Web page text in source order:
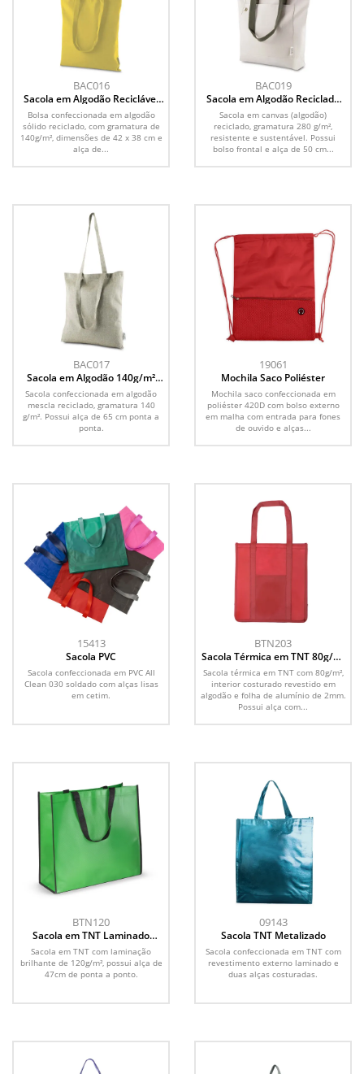
BAC016
Sacola em Algodão Reciclável
140g/m²
Bolsa confeccionada em algodão
sólido reciclado, com gramatura de
140g/m², dimensões de 42 x 38 cm e
alça de...
BAC019
Sacola em Algodão Reciclado
280g/m²
Sacola em canvas (algodão)
reciclado, gramatura 280 g/m²,
resistente e sustentável. Possui
bolso frontal e alça de 50 cm...
BAC017
Sacola em Algodão 140g/m²
(42x38cm)
Sacola confeccionada em algodão
mescla reciclado, gramatura 140
g/m². Possui alça de 65 cm ponta a
ponta.
19061
Mochila Saco Poliéster
Mochila saco confeccionada em
poliéster 420D com bolso externo
em malha com entrada para fones
de ouvido e alças...
15413
Sacola PVC
Sacola confeccionada em PVC All
Clean 030 soldado com alças lisas
em cetim.
BTN203
Sacola Térmica em TNT 80g/m²
(35x32)
Sacola térmica em TNT com 80g/m²,
interior costurado revestido em
algodão e folha de alumínio de 2mm.
Possui alça com...
BTN120
Sacola em TNT Laminado
120g/m² (38,5x42cm)
Sacola em TNT com laminação
brilhante de 120g/m², possui alça de
47cm de ponta a ponto.
09143
Sacola TNT Metalizado
Sacola confeccionada em TNT com
revestimento externo laminado e
duas alças costuradas.